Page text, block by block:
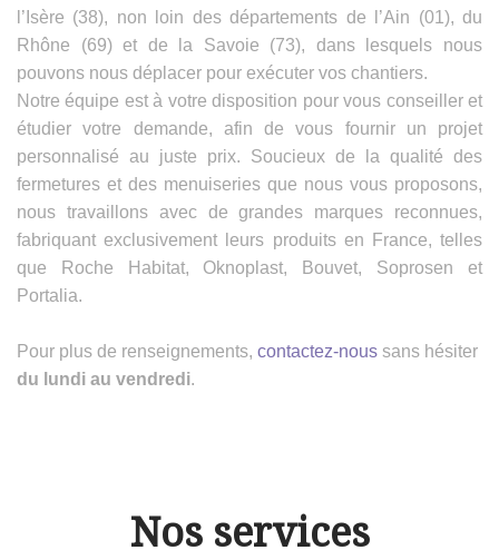
l’Isère (38), non loin des départements de l’Ain (01), du
Rhône (69) et de la Savoie (73), dans lesquels nous
pouvons nous déplacer pour exécuter vos chantiers.
Notre équipe est à votre disposition pour vous conseiller et
étudier votre demande, afin de vous fournir un projet
personnalisé au juste prix. Soucieux de la qualité des
fermetures et des menuiseries que nous vous proposons,
nous travaillons avec de grandes marques reconnues,
fabriquant exclusivement leurs produits en France, telles
que Roche Habitat, Oknoplast, Bouvet, Soprosen et
Portalia.
Pour plus de renseignements, contactez-nous sans hésiter
du lundi au vendredi.
Nos services